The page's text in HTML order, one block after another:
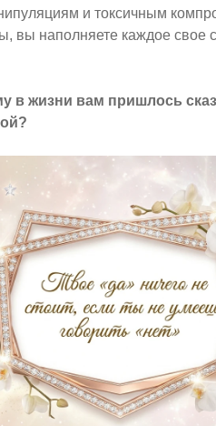
и токсичным
вы наполняете каждое свое
в жизни вам пришлось